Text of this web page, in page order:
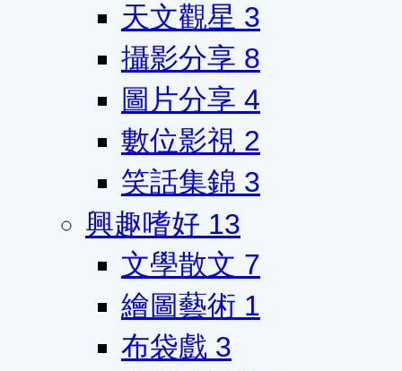
天文觀星 3
攝影分享 8
圖片分享 4
數位影視 2
笑話集錦 3
興趣嗜好 13
文學散文 7
繪圖藝術 1
布袋戲 3